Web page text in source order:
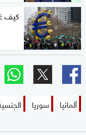
كيف
ألمانيا سوريا